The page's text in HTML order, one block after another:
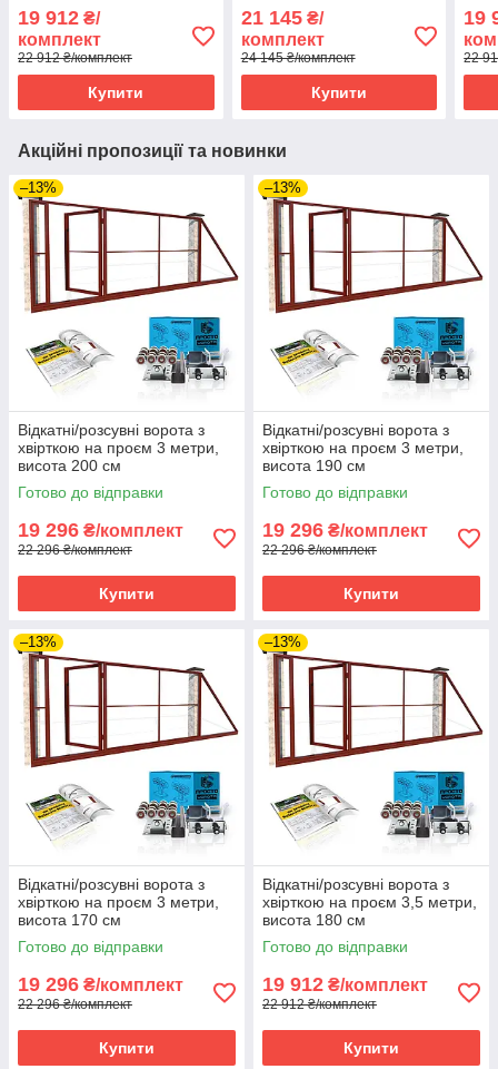
19 912 ₴/
комплект
22 912 ₴/комплект
Купити
21 145₴/
комплект
24 145 ₴/комплект
Купити
19
22
Акційні пропозиції та новинки
–13%
Відкатні/розсувні ворота з
хвірткою на проєм 3 метри,
висота 200 см
Готово до відправки
19 296 ₴/комплект
22 296 ₴/комплект
Купити
–13%
Відкатні/розсувні ворота з
хвірткою на проєм 3 метри,
висота 190 см
Готово до відправки
19 296 ₴/комплект
22 296 ₴/комплект
Купити
–13%
Відкатні/розсувні ворота з
хвірткою на проєм 3 метри,
висота 170 см
Готово до відправки
19 296 ₴/комплект
22 296 ₴/комплект
Купити
–13%
Відкатні/розсувні ворота з
хвірткою на проєм 3,5 метри,
висота 180 см
Готово до відправки
19 912 ₴/комплект
22 912 ₴/комплект
Купити